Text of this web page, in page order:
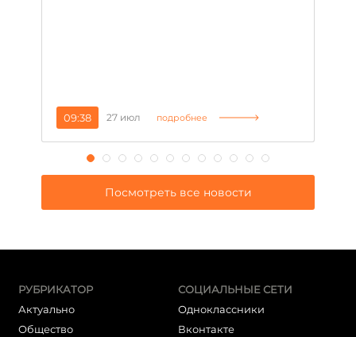
09:38 27 июл подробнее
Посмотреть все новости
РУБРИКАТОР
Актуально
Общество
СОЦИАЛЬНЫЕ СЕТИ
Одноклассники
Вконтакте